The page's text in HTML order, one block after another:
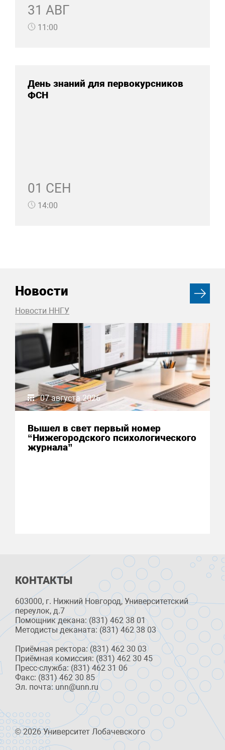
31 АВГ
11:00
День знаний для первокурсников
ФСН
01 СЕН
14:00
Новости
Новости ННГУ
07 августа 2026
Вышел в свет первый номер
“Нижегородского психологического
журнала”
КОНТАКТЫ
603000, г. Нижний Новгород, Университетский
переулок, д.7
Помощник декана: (831) 462 38 01
Методисты деканата: (831) 462 38 03
Приёмная ректора: (831) 462 30 03
Приёмная комиссия: (831) 462 30 45
Пресс-служба: (831) 462 31 06
Факс: (831) 462 30 85
Эл. почта: unn@unn.ru
© 2026 Университет Лобачевского